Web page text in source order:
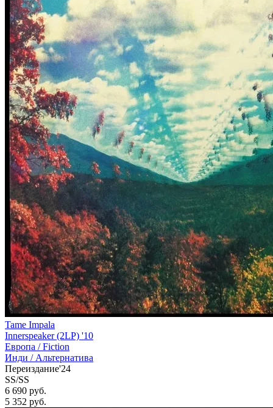
Tame Impala
Innerspeaker (2LP) '10
Европа /Fiction
Инди / Альтернатива
Переиздание'24
SS/SS
6 690 руб.
5 352 руб.